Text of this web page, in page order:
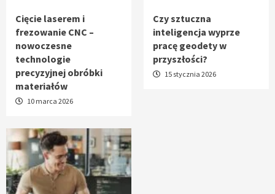
Cięcie laserem i
frezowanie CNC –
nowoczesne
technologie
precyzyjnej obróbki
materiałów
10 marca 2026
Czy sztuczna
inteligencja wyprze
pracę geodety w
przyszłości?
15 stycznia 2026